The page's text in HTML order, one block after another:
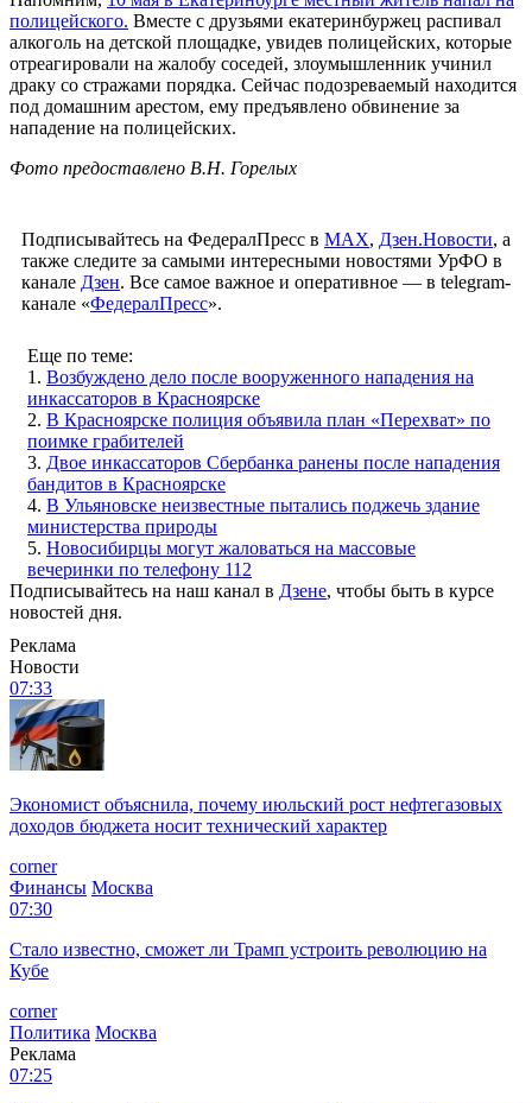
полицейского. Вместе с друзьями екатеринбуржец распивал
алкоголь на детской площадке, увидев полицейских, которые
отреагировали на жалобу соседей, злоумышленник учинил
драку со стражами порядка. Сейчас подозреваемый находится
под домашним арестом, ему предъявлено обвинение за
нападение на полицейских.
Фото предоставлено В.Н. Горелых
Подписывайтесь на ФедералПресс в МАХ, Дзен.Новости, а
также следите за самыми интересными новостями УрФО в
канале Дзен. Все самое важное и оперативное — в telegram-
канале «ФедералПресс».
Еще по теме:
1. Возбуждено дело после вооруженного нападения на
инкассаторов в Красноярске
2. В Красноярске полиция объявила план «Перехват» по
поимке грабителей
3. Двое инкассаторов Сбербанка ранены после нападения
бандитов в Красноярске
4. В Ульяновске неизвестные пытались поджечь здание
министерства природы
5. Новосибирцы могут жаловаться на массовые
вечеринки по телефону 112
Подписывайтесь на наш канал в Дзене, чтобы быть в курсе
новостей дня.
Реклама
Новости
07:33
Экономист объяснила, почему июльский рост нефтегазовых
доходов бюджета носит технический характер
corner
Финансы Москва
07:30
Стало известно, сможет ли Трамп устроить революцию на
Кубе
corner
Политика Москва
Реклама
07:25